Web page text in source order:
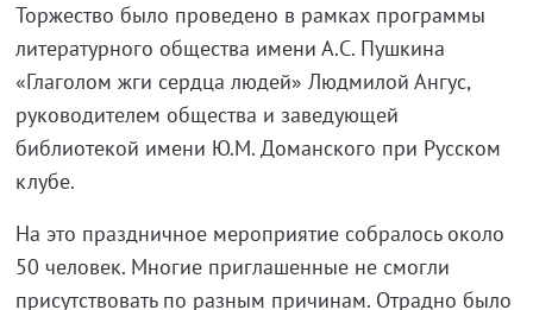
Торжество было проведено в рамках программы
литературного общества имени А.С. Пушкина
«Глаголом жги сердца людей» Людмилой Ангус,
руководителем общества и заведующей
библиотекой имени Ю.М. Доманского при Русском
клубе.
На это праздничное мероприятие собралось около
50 человек. Многие приглашенные не смогли
присутствовать по разным причинам. Отрадно было